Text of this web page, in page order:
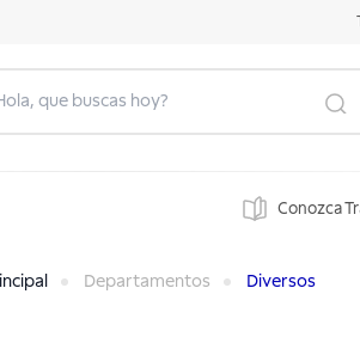
Conozca
Departamentos Diversos